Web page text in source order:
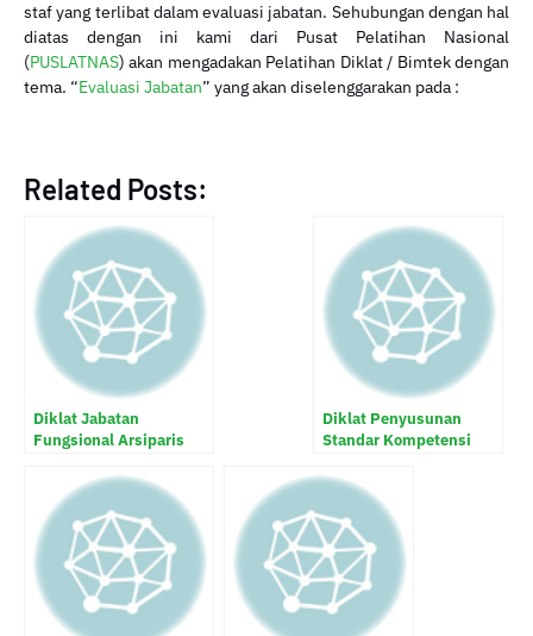
staf yang terlibat dalam evaluasi jabatan. Sehubungan dengan hal
diatas dengan ini kami dari Pusat Pelatihan Nasional
(PUSLATNAS) akan mengadakan Pelatihan Diklat / Bimtek dengan
tema. “Evaluasi Jabatan” yang akan diselenggarakan pada :
Related Posts:
Diklat Jabatan
Fungsional Arsiparis
Diklat Penyusunan
Standar Kompetensi
Sipil (PNS)